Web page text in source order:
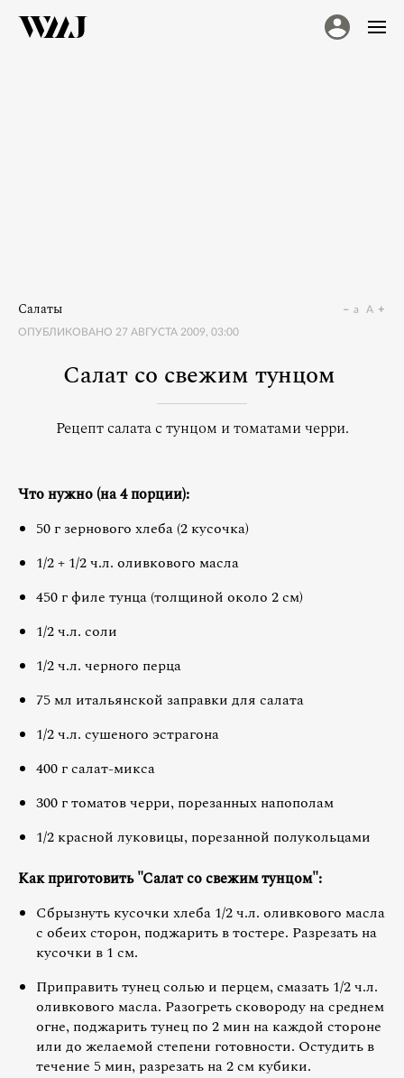
Салаты
ОПУБЛИКОВАНО 27 АВГУСТА 2009, 03:00
a A
Салат со свежим тунцом
Рецепт салата с тунцом и томатами черри.
Что нужно (на 4 порции):
50 г зернового хлеба (2 кусочка)
1/2 + 1/2 ч.л. оливкового масла
450 г филе тунца (толщиной около 2 см)
1/2 ч.л. соли
1/2 ч.л. черного перца
75 мл итальянской заправки для салата
1/2 ч.л. сушеного эстрагона
400 г салат-микса
300 г томатов черри, порезанных напополам
1/2 красной луковицы, порезанной полукольцами
Как приготовить "Салат со свежим тунцом":
Сбрызнуть кусочки хлеба 1/2 ч.л. оливкового масла
с обеих сторон, поджарить в тостере. Разрезать на
кусочки в 1 см.
Приправить тунец солью и перцем, смазать 1/2 ч.л.
оливкового масла. Разогреть сковороду на среднем
огне, поджарить тунец по 2 мин на каждой стороне
или до желаемой степени готовности. Остудить в
течение 5 мин, разрезать на 2 см кубики.